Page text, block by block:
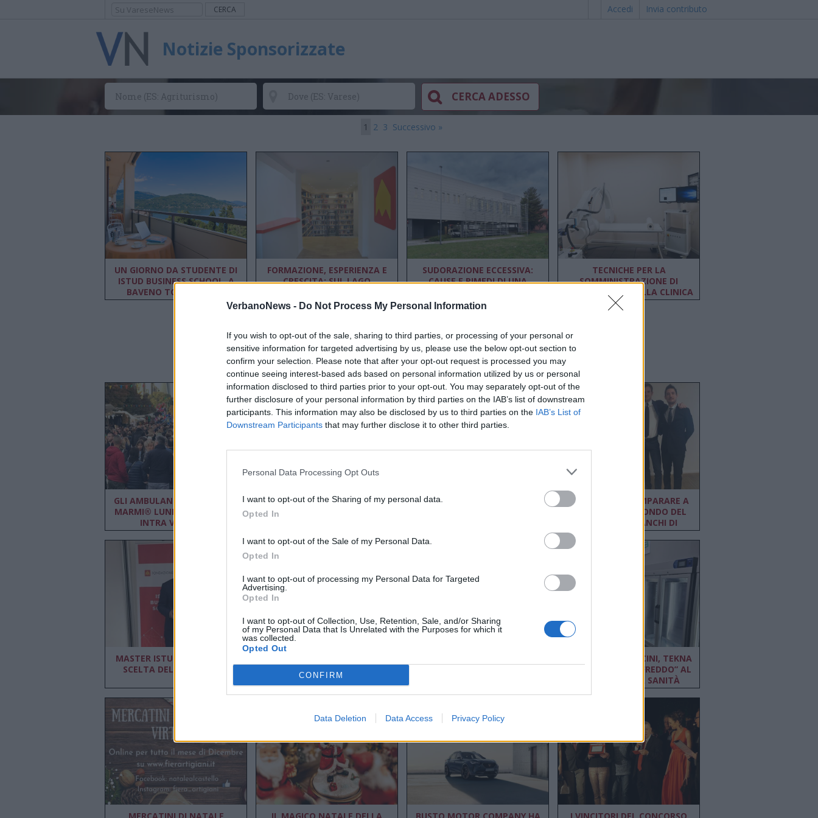
VerbanoNews - Do Not Process My Personal Information
If you wish to opt-out of the sale, sharing to third parties, or processing of your personal or
sensitive information for targeted advertising by us, please use the below opt-out section to
confirm your selection. Please note that after your opt-out request is processed you may
continue seeing interest-based ads based on personal information utilized by us or personal
information disclosed to third parties prior to your opt-out. You may separately opt-out of the
further disclosure of your personal information by third parties on the IAB’s list of downstream
participants. This information may also be disclosed by us to third parties on the IAB’s List of
Downstream Participants that may further disclose it to other third parties.
Personal Data Processing Opt Outs
I want to opt-out of the Sharing of my personal data.
Opted In
I want to opt-out of the Sale of my Personal Data.
Opted In
I want to opt-out of processing my Personal Data for Targeted
Advertising.
Opted In
I want to opt-out of Collection, Use, Retention, Sale, and/or Sharing
of my Personal Data that Is Unrelated with the Purposes for which it
was collected.
Opted Out
CONFIRM
Data Deletion Data Access Privacy Policy
Accedi Invia contributo
Notizie Sponsorizzate
1 2 3 Successivo »
UN GIORNO DA STUDENTE DI
ISTUD BUSINESS SCHOOL. A
BAVENO TORNA “OPEN
CAMPUS”
FORMAZIONE, ESPERIENZA E
CRESCITA: SUL LAGO
MASTER ISTUD PER
SUDORAZIONE ECCESSIVA:
CAUSE E RIMEDI DI UNA
POCO
TECNICHE PER LA
SOMMINISTRAZIONE DI
OZONOTERAPIA ALLA CLINICA
Altre notizie
GLI AMBULANTI DI FORTE DEI
MARMI® LUNEDÌ 10 APRILE A
INTRA VERBANIA
CAMION VELA, UNO
STRUMENTO PUBBLICITARIO
MASTER ISTUD: “LA MIA
MASTER ISTUD, IMPARARE A
CONOSCERE IL MONDO DEL
LAVORO SUI BANCHI DI
SCUOLA
MASTER ISTUD: “LA MIGLIOR
SCELTA DELLA MIA VITA”
MANAGER DI BAVENO
RIPARTE A SETTEMBRE CON 4
STOCCAGGIO VACCINI, TEKNA
“GLI ESPERTI DEL FREDDO” AL
SERVIZIO DELLA SANITÀ